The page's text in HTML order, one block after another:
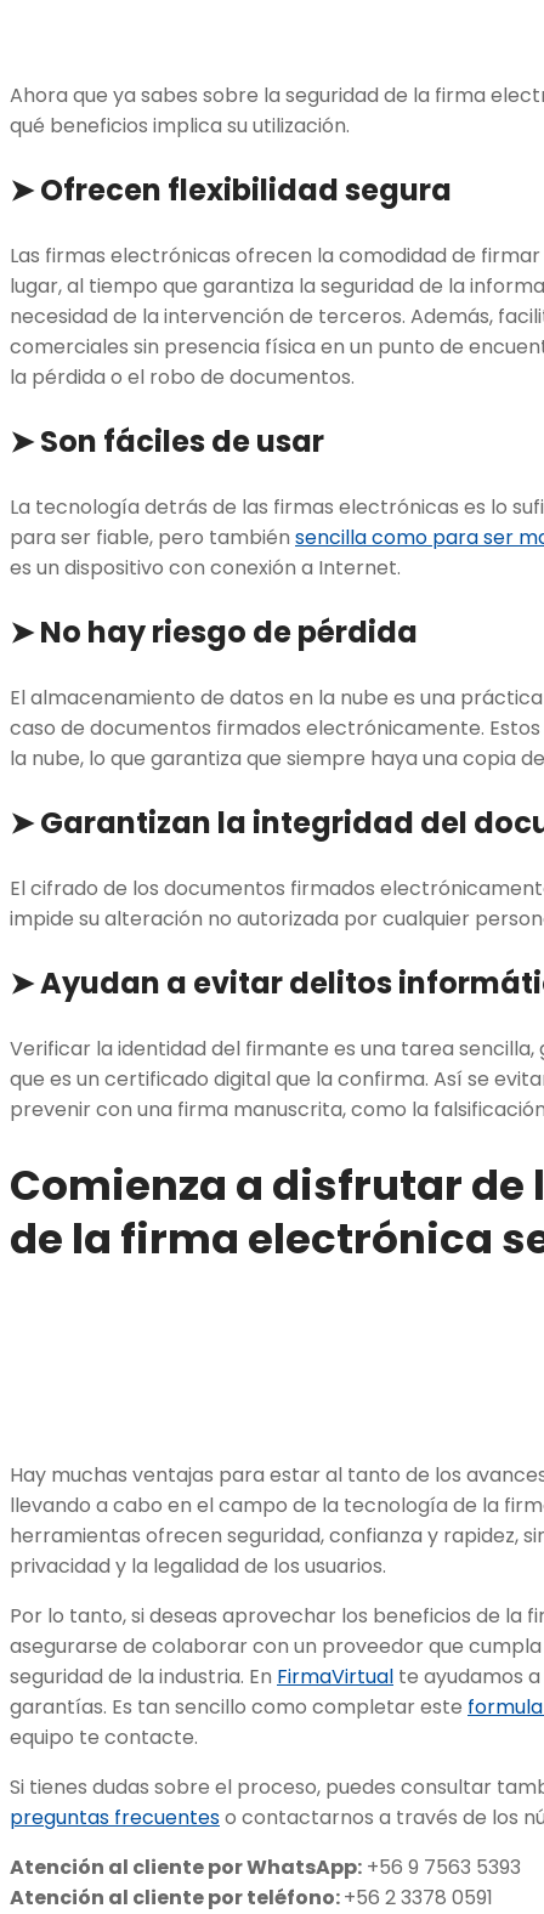
Ahora que ya sabes sobre la seguridad de la firma
qué beneficios implica su utilización.
➤ Ofrecen flexibilidad segura
Las firmas electrónicas ofrecen la comodidad de
lugar, al tiempo que garantiza la seguridad de la
necesidad de la intervención de terceros. Además,
comerciales sin presencia física en un punto de
la pérdida o el robo de documentos.
➤ Son fáciles de usar
La tecnología detrás de las firmas electrónicas es lo
para ser fiable, pero también sencilla como para ser
es un dispositivo con conexión a Internet.
➤ No hay riesgo de pérdida
El almacenamiento de datos en la nube es una
caso de documentos firmados electrónicamente.
la nube, lo que garantiza que siempre haya una copia
➤ Garantizan la integridad del
El cifrado de los documentos firmados
impide su alteración no autorizada por cualquier
➤ Ayudan a evitar delitos
Verificar la identidad del firmante es una tarea
que es un certificado digital que la confirma. Así se
prevenir con una firma manuscrita, como la
Comienza a disfrutar de
de la firma electrónica
Hay muchas ventajas para estar al tanto de los
llevando a cabo en el campo de la tecnología de la
herramientas ofrecen seguridad, confianza y rapidez,
privacidad y la legalidad de los usuarios.
Por lo tanto, si deseas aprovechar los beneficios de la
asegurarse de colaborar con un proveedor que
seguridad de la industria. En FirmaVirtual te ayudamos
garantías. Es tan sencillo como completar este
equipo te contacte.
Si tienes dudas sobre el proceso, puedes consultar
preguntas frecuenteso contactarnos a través de los
Atención al cliente por WhatsApp: +56 9 7563 5393
Atención al cliente por teléfono:+56 2 3378 0591